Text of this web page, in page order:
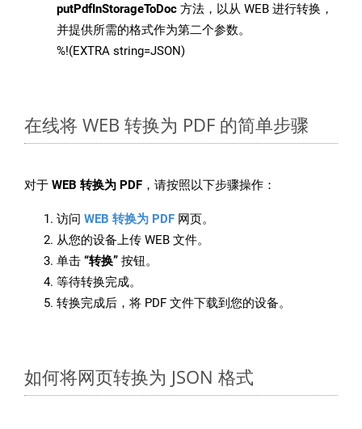
putPdfInStorageToDoc 方法，以从 WEB 进行转换，
并提供所需的格式作为第二个参数。
%!(EXTRA string=JSON)
在线将 WEB 转换为 PDF 的简单步骤
对于 WEB 转换为 PDF ，请按照以下步骤操作：
访问 WEB 转换为 PDF 网页。
从您的设备上传 WEB 文件。
单击 “转换” 按钮。
等待转换完成。
转换完成后，将 PDF 文件下载到您的设备。
如何将网页转换为 JSON 格式